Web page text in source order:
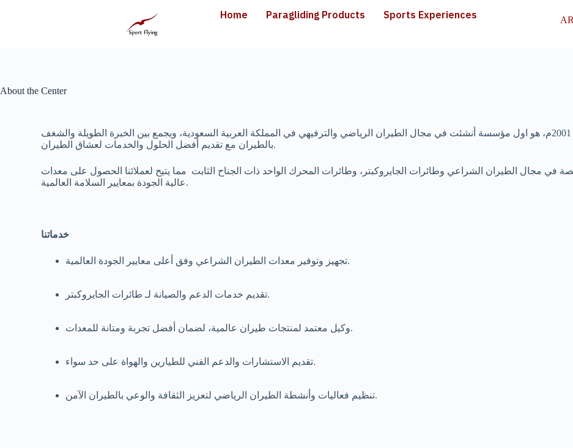
Home Paragliding Products Sports Experiences AR
About the Center
مركز الطيران الرياضي – عسير، منذ تأسيسه عام 2001م، هو اول مؤسسة أنشئت في مجال الطيران الرياضي والترفيهي في المملكة العربية السعودية، ويجمع بين الخبرة الطويلة والشغف
بالطيران مع تقديم أفضل الحلول والخدمات لعشاق الطيران.
في مجال الطيران الشراعي وطائرات الجايروكبتر، وطائرات المحرك الواحد ذات الجناح الثابت مما يتيح لعملائنا الحصول على معدات
عالية الجودة بمعايير السلامة العالمية.
خدماتنا
تجهيز وتوفير معدات الطيران الشراعي وفق أعلى معايير الجودة العالمية.
تقديم خدمات الدعم والصيانة لـ طائرات الجايروكبتر.
وكيل معتمد لمنتجات طيران عالمية، لضمان أفضل تجربة ومتانة للمعدات.
تقديم الاستشارات والدعم الفني للطيارين والهواة على حد سواء.
تنظيم فعاليات وأنشطة الطيران الرياضي لتعزيز الثقافة والوعي بالطيران الآمن.